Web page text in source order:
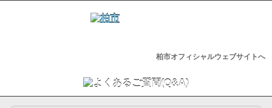
柏市オフィシャルウェブサイトへ